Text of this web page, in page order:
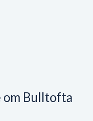
om Bulltofta